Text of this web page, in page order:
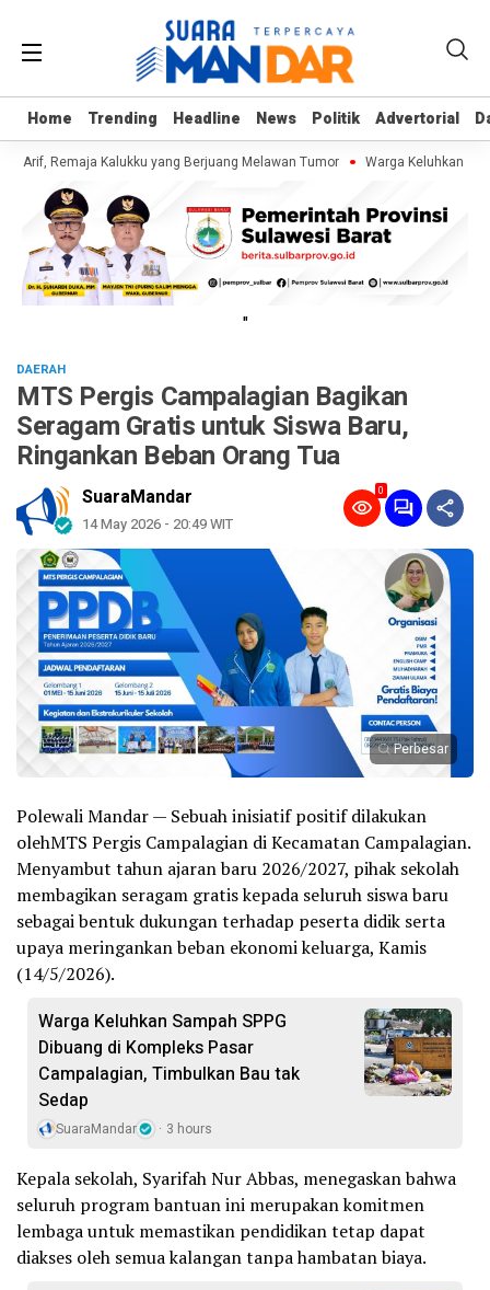
Home Trending Headline News Politik Advertorial
Home Trending Headline News Politik Advertorial
Arif, Remaja Kalukku yang Berjuang Melawan Tumor Warga Keluhkan
"
DAERAH
MTS Pergis Campalagian Bagikan
Seragam Gratis untuk Siswa Baru,
Ringankan Beban Orang Tua
SuaraMandar
14 May 2026 - 20:49 WIT
0
Perbesar
Polewali Mandar — Sebuah inisiatif positif dilakukan
olehMTS Pergis Campalagian di Kecamatan Campalagian.
Menyambut tahun ajaran baru 2026/2027, pihak sekolah
membagikan seragam gratis kepada seluruh siswa baru
sebagai bentuk dukungan terhadap peserta didik serta
upaya meringankan beban ekonomi keluarga, Kamis
(14/5/2026).
Warga Keluhkan Sampah SPPG
Dibuang di Kompleks Pasar
Campalagian, Timbulkan Bau tak
Sedap
SuaraMandar 3 hours
Kepala sekolah, Syarifah Nur Abbas, menegaskan bahwa
seluruh program bantuan ini merupakan komitmen
lembaga untuk memastikan pendidikan tetap dapat
diakses oleh semua kalangan tanpa hambatan biaya.